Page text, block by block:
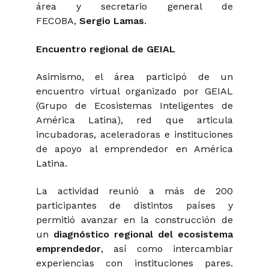
área y secretario general de
FECOBA, Sergio Lamas.
Encuentro regional de GEIAL
Asimismo, el área participó de un
encuentro virtual organizado por GEIAL
(Grupo de Ecosistemas Inteligentes de
América Latina), red que articula
incubadoras, aceleradoras e instituciones
de apoyo al emprendedor en América
Latina.
La actividad reunió a más de 200
participantes de distintos países y
permitió avanzar en la construcción de
un diagnóstico regional del ecosistema
emprendedor, así como intercambiar
experiencias con instituciones pares.